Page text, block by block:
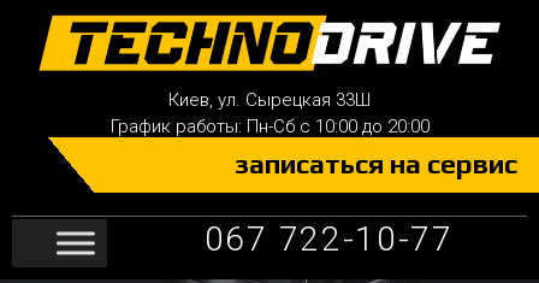
Киев, ул. Сырецкая 33Ш
График работы: Пн-Сб с 10:00 до 20:00
записаться на сервис
067 722-10-77